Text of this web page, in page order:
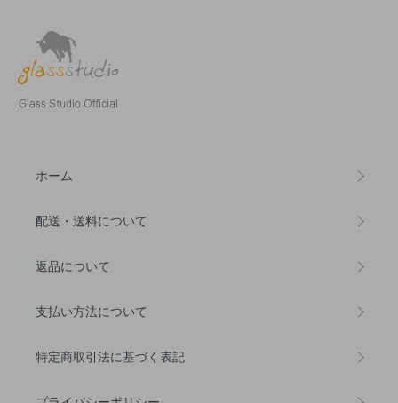
ホーム
配送・送料について
返品について
支払い方法について
特定商取引法に基づく表記